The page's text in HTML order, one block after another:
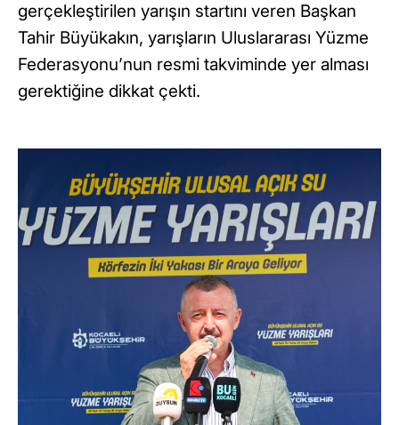
gerçekleştirilen yarışın startını veren Başkan
Tahir Büyükakın, yarışların Uluslararası Yüzme
Federasyonu’nun resmi takviminde yer alması
gerektiğine dikkat çekti.